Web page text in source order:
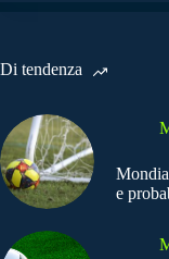
Di tendenza
e